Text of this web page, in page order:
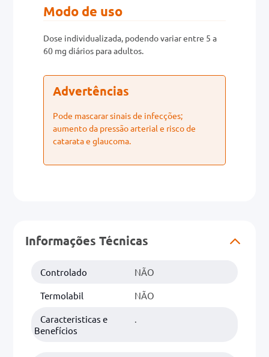
Modo de uso
Dose individualizada, podendo variar entre 5 a
60 mg diários para adultos.
Advertências
Pode mascarar sinais de infecções;
aumento da pressão arterial e risco de
catarata e glaucoma.
Informações Técnicas
Controlado NÃO
Termolabil NÃO
Caracteristicas e
Benefícios